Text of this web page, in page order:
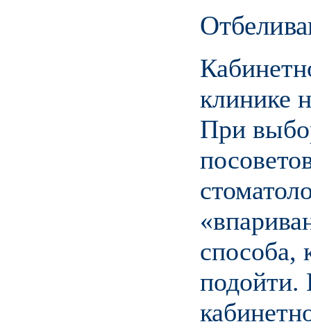
клинике
При
способа,
подойти.